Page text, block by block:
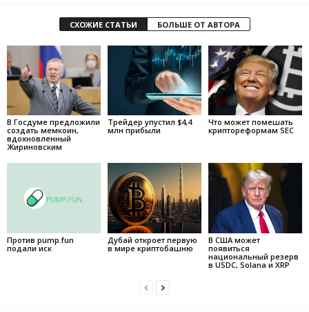
СХОЖИЕ СТАТЬИ БОЛЬШЕ ОТ АВТОРА
В Госдуме предложили
создать мемкоин,
вдохновленный
Жириновским
Трейдер упустил $4,4
млн прибыли
Что может помешать
криптореформам SEC
Против pump.fun
подали иск
Дубай откроет первую
в мире криптобашню
В США может
появиться
национальный резерв
в USDC, Solana и XRP